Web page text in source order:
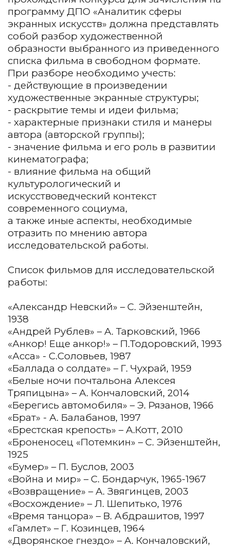
программу ДПО «Аналитик сферы
экранных искусств» должна представлять
собой разбор художественной
образности выбранного из приведенного
списка фильма в свободном формате.
При разборе необходимо учесть:
- действующие в произведении
художественные экранные структуры;
- раскрытие темы и идеи фильма;
- характерные признаки стиля и манеры
автора (авторской группы);
- значение фильма и его роль в развитии
кинематографа;
- влияние фильма на общий
культурологический и
искусствоведческий контекст
современного социума,
а также иные аспекты, необходимые
отразить по мнению автора
исследовательской работы.
Список фильмов для исследовательской
работы:
«Александр Невский» – С. Эйзенштейн,
1938
«Андрей Рублев» – А. Тарковский, 1966
«Анкор! Еще анкор!» – П.Тодоровский, 1993
«Асса» - С.Соловьев, 1987
«Баллада о солдате» – Г. Чухрай, 1959
«Белые ночи почтальона Алексея
Тряпицына» – А. Кончаловский, 2014
«Берегись автомобиля» – Э. Рязанов, 1966
«Брат» - А. Балабанов, 1997
«Брестская крепость» – А.Котт, 2010
«Броненосец «Потемкин» – С. Эйзенштейн,
1925
«Бумер» – П. Буслов, 2003
«Война и мир» – С. Бондарчук, 1965-1967
«Возвращение» – А. Звягинцев, 2003
«Восхождение» – Л. Шепитько, 1976
«Время танцора» – В. Абдрашитов, 1997
«Гамлет» – Г. Козинцев, 1964
«Дворянское гнездо» – А. Кончаловский,